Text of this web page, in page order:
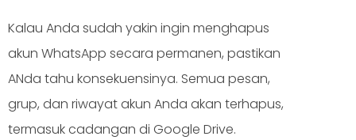
Kalau Anda sudah yakin ingin menghapus
akun WhatsApp secara permanen, pastikan
ANda tahu konsekuensinya. Semua pesan,
grup, dan riwayat akun Anda akan terhapus,
termasuk cadangan di Google Drive.